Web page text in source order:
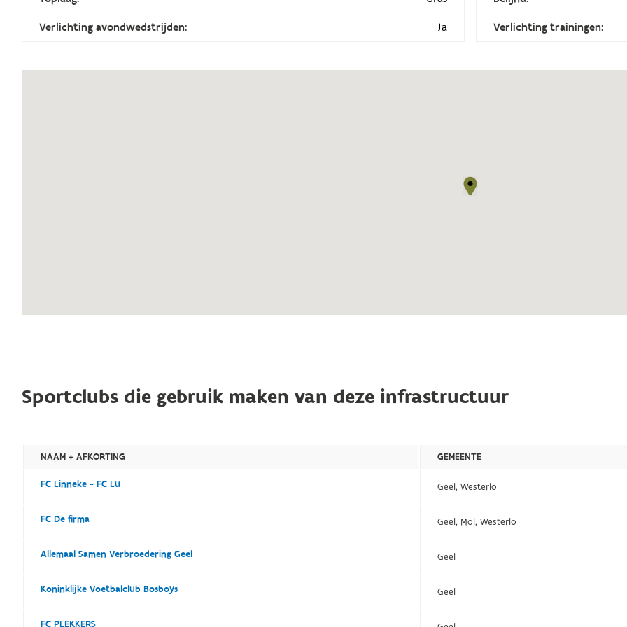
Verlichting avondwedstrijden: Ja Verlichting trainingen:
Sportclubs die gebruik maken van deze infrastructuur
NAAM + AFKORTING GEMEENTE
FC Linneke - FC Lu Geel, Westerlo
FC De firma Geel, Mol, Westerlo
Allemaal Samen Verbroedering Geel Geel
Koninklijke Voetbalclub Bosboys Geel
FC PLEKKERS